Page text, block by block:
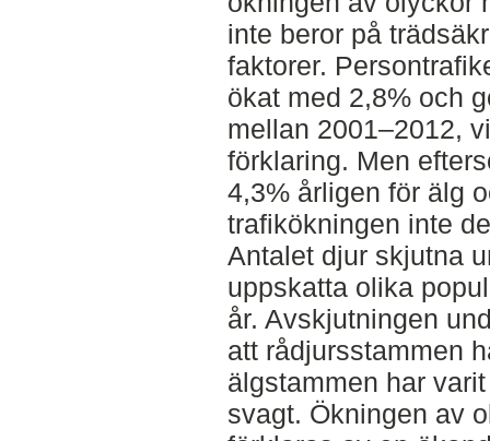
inte beror på
faktorer.
ökat med 2,8% och
mellan 2001–2012,
förklaring. Men
4,3% årligen för älg
trafikökningen inte
Antalet djur skjutna
uppskatta olika
år. Avskjutningen
att rådjursstammen
älgstammen har
svagt. Ökningen av